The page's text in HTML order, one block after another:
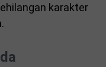
karakter